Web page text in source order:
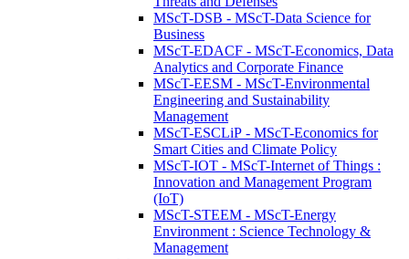
MScT-DSB - MScT-Data Science for
Business
MScT-EDACF - MScT-Economics, Data
Analytics and Corporate Finance
MScT-EESM - MScT-Environmental
Engineering and Sustainability
Management
MScT-ESCLiP - MScT-Economics for
Smart Cities and Climate Policy
MScT-IOT - MScT-Internet of Things :
Innovation and Management Program
(IoT)
MScT-STEEM - MScT-Energy
Environment : Science Technology &
Management